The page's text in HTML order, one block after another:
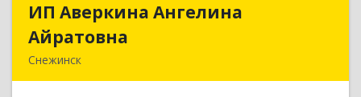
ИП Аверкина Ангелина
Айратовна
Снежинск
ИП Аверкина Ангелина